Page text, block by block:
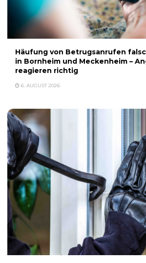
Häufung von Betrugsanrufen
in Bornheim und Meckenheim –
reagieren richtig
6. AUGUST 2026